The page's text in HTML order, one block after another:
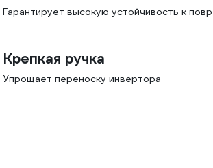
Гарантирует высокую устойчивость к
Крепкая ручка
Упрощает переноску инвертора